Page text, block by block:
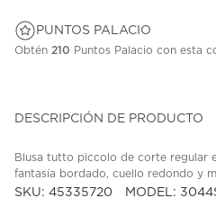
PUNTOS PALACIO
Obtén 210 Puntos Palacio con esta
DESCRIPCIÓN DE PRODUCTO
Blusa tutto piccolo de corte regular
fantasía bordado, cuello redondo y
SKU: 45335720 MODEL: